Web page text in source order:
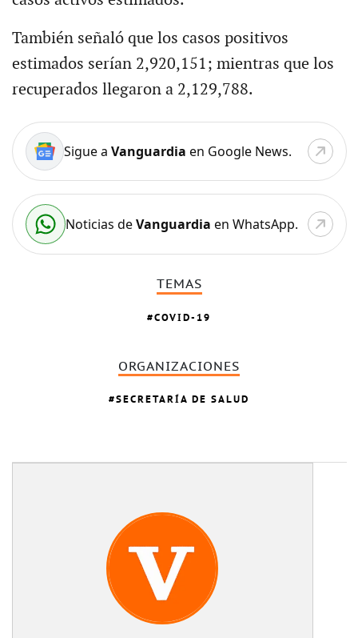
También señaló que los casos positivos
estimados serían 2,920,151; mientras que los
recuperados llegaron a 2,129,788.
Sigue a Vanguardia en Google News.
Noticias deVanguardia en WhatsApp.
TEMAS
COVID-19
ORGANIZACIONES
SECRETARÍA DE SALUD